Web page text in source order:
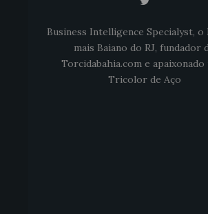
Business Intelligence Specialyst,
mais Baiano do RJ, fundador
Torcidabahia.com e apaixonado
Tricolor de Aço